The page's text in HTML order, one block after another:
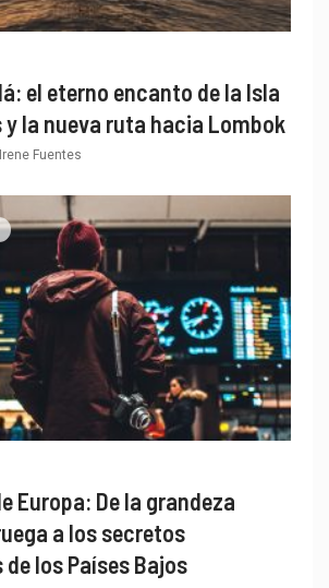
el eterno encanto de la Isla
y la nueva ruta hacia Lombok
Irene Fuentes
Europa: De la grandeza
a los secretos
los Países Bajos